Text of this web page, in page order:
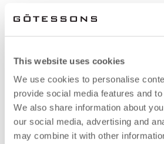
This website uses cookies
We use cookies to personalise
provide social media features and
We also share information about
our social media, advertising and
may combine it with other